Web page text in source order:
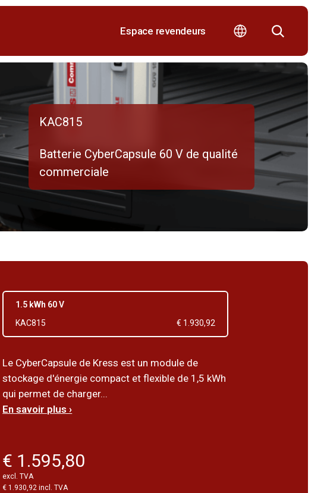
Espace revendeurs
KAC815
Batterie CyberCapsule 60 V de qualité
commerciale
1.5 kWh 60 V
KAC815
€ 1.930,92
Le CyberCapsule de Kress est un module de
stockage d'énergie compact et flexible de 1,5 kWh
qui permet de charger...
En savoir plus ›
€ 1.595,80
excl. TVA
€ 1.930,92 incl. TVA